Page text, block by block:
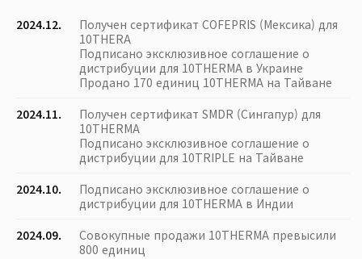
2024.12.
Получен сертификат COFEPRIS (Мексика) для
10THERA
Подписано эксклюзивное соглашение о
дистрибуции для 10THERMA в Украине
Продано 170 единиц 10THERMA на Тайване
2024.11.
Получен сертификат SMDR (Сингапур) для
10THERMA
Подписано эксклюзивное соглашение о
дистрибуции для 10TRIPLE на Тайване
2024.10.
Подписано эксклюзивное соглашение о
дистрибуции для 10THERMA в Индии
2024.09.
Совокупные продажи 10THERMA превысили
800 единиц